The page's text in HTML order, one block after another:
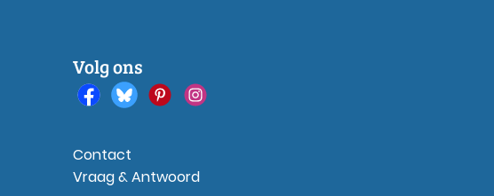
Volg ons
Contact
Vraag & Antwoord